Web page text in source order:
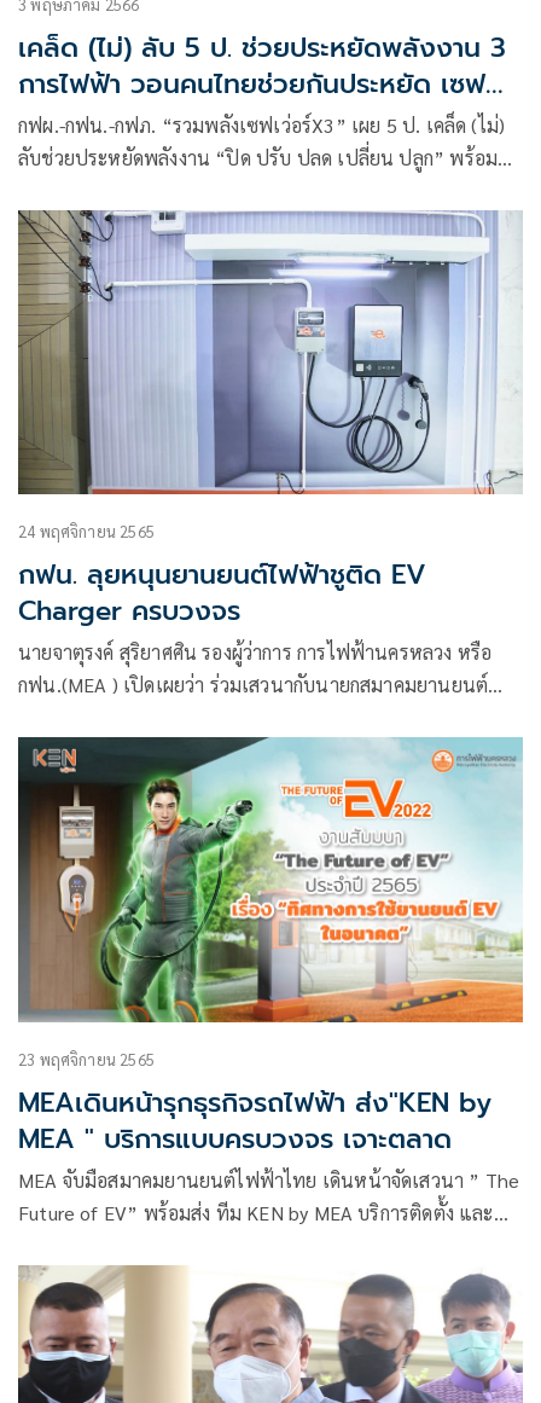
3 พฤษภาคม 2566
เคล็ด (ไม่) ลับ 5 ป. ช่วยประหยัดพลังงาน 3
การไฟฟ้า วอนคนไทยช่วยกันประหยัด เซฟ
เงินในกระเป๋า
กฟผ.-กฟน.-กฟภ. “รวมพลังเซฟเว่อร์X3” เผย 5 ป. เคล็ด (ไม่)
ลับช่วยประหยัดพลังงาน “ปิด ปรับ ปลด เปลี่ยน ปลูก” พร้อม
เงินในกระเป๋า สู้ค่าไฟ
24 พฤศจิกายน 2565
กฟน. ลุยหนุนยานยนต์ไฟฟ้าชูติด EV
Charger ครบวงจร
นายจาตุรงค์ สุริยาศศิน รองผู้ว่าการ การไฟฟ้านครหลวง หรือ
กฟน.(MEA ) เปิดเผยว่า ร่วมเสวนากับนายกสมาคมยานยนต์
การใช้ยานยนต์ไฟฟ้าของประเทศไทย
23 พฤศจิกายน 2565
MEAเดินหน้ารุกธุรกิจรถไฟฟ้า ส่ง"KEN by
MEA " บริการแบบครบวงจร เจาะตลาด
MEA จับมือสมาคมยานยนต์ไฟฟ้าไทย เดินหน้าจัดเสวนา ” The
Future of EV” พร้อมส่ง ทีม KEN by MEA บริการติดตั้ง และ
ปลอดภัยสูงสุด